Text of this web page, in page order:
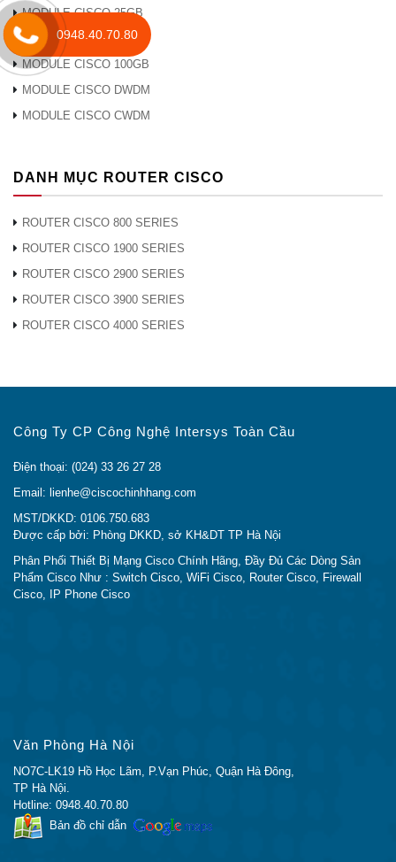
MODULE CISCO 25GB
MODULE CISCO 40GB
MODULE CISCO 100GB
MODULE CISCO DWDM
MODULE CISCO CWDM
DANH MỤC ROUTER CISCO
ROUTER CISCO 800 SERIES
ROUTER CISCO 1900 SERIES
ROUTER CISCO 2900 SERIES
ROUTER CISCO 3900 SERIES
ROUTER CISCO 4000 SERIES
Công Ty CP Công Nghệ Intersys Toàn Cầu
Điện thoại: (024) 33 26 27 28
Email: lienhe@ciscochinhhang.com
MST/DKKD: 0106.750.683
Được cấp bởi: Phòng DKKD, sở KH&DT TP Hà Nội
Phân Phối Thiết Bị Mạng Cisco Chính Hãng, Đầy Đủ Các Dòng Sản
Phẩm Cisco Như : Switch Cisco, WiFi Cisco, Router Cisco, Firewall
Cisco, IP Phone Cisco
Văn Phòng Hà Nội
NO7C-LK19 Hồ Học Lãm, P.Vạn Phúc, Quận Hà Đông,
TP Hà Nội.
Hotline: 0948.40.70.80
Bản đồ chỉ dẫn
0948.40.70.80